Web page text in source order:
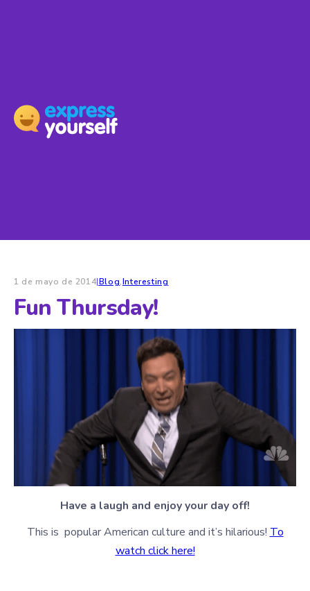
1 de mayo de 2014|Blog,Interesting
Fun Thursday!
Have a laugh and enjoy your day off!
This is popular American culture and it’s hilarious! To
watch click here!